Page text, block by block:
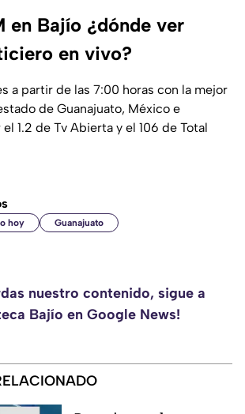
en Bajío ¿dónde ver
en vivo?
a partir de las 7:00 horas con la mejor
de Guanajuato, México e
1.2 de Tv Abierta y el 106 de Total
hoy Guanajuato
nuestro contenido, sigue a
Bajío en Google News!